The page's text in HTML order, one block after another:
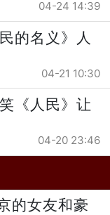
04-24 14:39
的名义》人
04-21 10:30
《人民》让
04-20 23:46
的女友和豪